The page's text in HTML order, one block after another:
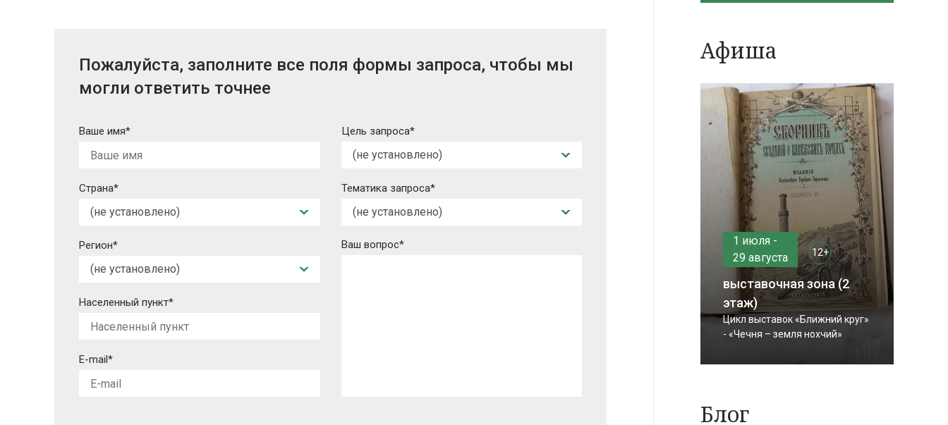
Пожалуйста, заполните все поля формы запроса, чтобы мы
могли ответить точнее
Ваше имя* Цель запроса*
Страна* Тематика запроса*
Регион*
Населенный пункт*
E-mail*
Ваш вопрос*
Афиша
1 июля -
29 августа
12+
выставочная зона (2
этаж)
Цикл выставок «Ближний круг»
- «Чечня – земля нохчий»
Блог